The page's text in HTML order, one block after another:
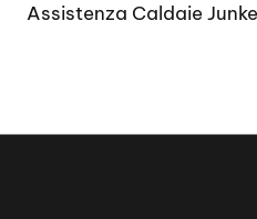
Assistenza Caldaie